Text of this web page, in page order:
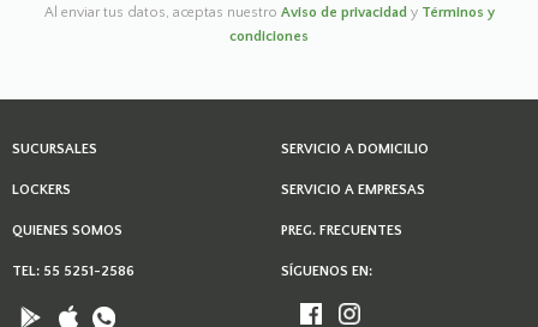
Al enviar tus datos, aceptas nuestro Aviso de privacidad y Términos y
condiciones
SUCURSALES
LOCKERS
SERVICIO A DOMICILIO
SERVICIO A EMPRESAS
PREG. FRECUENTES
QUIENES SOMOS
TEL: 55 5251-2586 SÍGUENOS EN: